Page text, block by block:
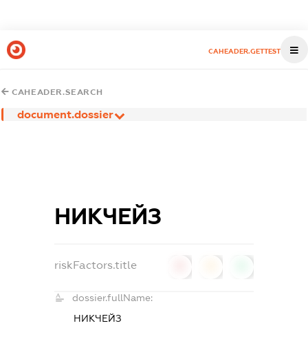
CAHEADER.GETTEST
CAHEADER.SEARCH
document.dossier
НИКЧЕЙЗ
riskFactors.title
dossier.fullName:
НИКЧЕЙЗ